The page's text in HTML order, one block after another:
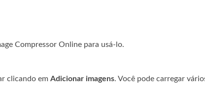
Compressor Online para usá-lo.
clicando em Adicionar imagens. Você pode carregar